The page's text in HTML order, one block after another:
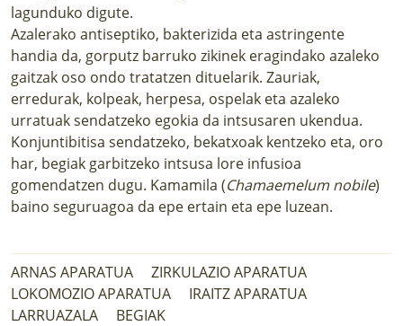
lagunduko digute.
Azalerako antiseptiko, bakterizida eta astringente
handia da, gorputz barruko zikinek eragindako azaleko
gaitzak oso ondo tratatzen dituelarik. Zauriak,
erredurak, kolpeak, herpesa, ospelak eta azaleko
urratuak sendatzeko egokia da intsusaren ukendua.
Konjuntibitisa sendatzeko, bekatxoak kentzeko eta, oro
har, begiak garbitzeko intsusa lore infusioa
gomendatzen dugu. Kamamila (Chamaemelum nobile)
baino seguruagoa da epe ertain eta epe luzean.
ARNAS APARATUA
ZIRKULAZIO APARATUA
LOKOMOZIO APARATUA
IRAITZ APARATUA
LARRUAZALA
BEGIAK